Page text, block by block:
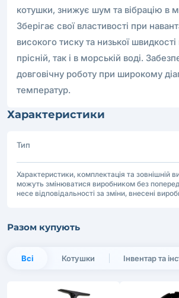
котушки, знижує шум та вібрацію в
Зберігає свої властивості при
високого тиску та низької
прісній, так і в морській воді.
довговічну роботу при широкому
температур.
Характеристики
Тип
Характеристики, комплектація та зовнішній
можуть змінюватися виробником без
несе відповідальності за зміни, внесені
Разом купують
Всі Котушки Інвентар та